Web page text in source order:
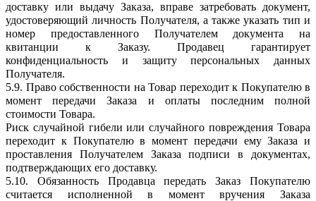
доставку или выдачу Заказа, вправе затребовать документ,
удостоверяющий личность Получателя, а также указать тип и
номер предоставленного Получателем документа на
квитанции к Заказу. Продавец гарантирует
конфиденциальность и защиту персональных данных
Получателя.
5.9. Право собственности на Товар переходит к Покупателю в
момент передачи Заказа и оплаты последним полной
стоимости Товара.
Риск случайной гибели или случайного повреждения Товара
переходит к Покупателю в момент передачи ему Заказа и
проставления Получателем Заказа подписи в документах,
подтверждающих его доставку.
5.10. Обязанность Продавца передать Заказ Покупателю
считается исполненной в момент вручения Заказа